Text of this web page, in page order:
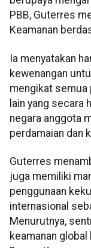
PBB, Guterres
Keamanan
Ia menyatakan
kewenangan
mengikat semua
lain yang secara
negara anggota
perdamaian dan
Guterres
juga memiliki
penggunaan
internasional
Menurutnya,
keamanan